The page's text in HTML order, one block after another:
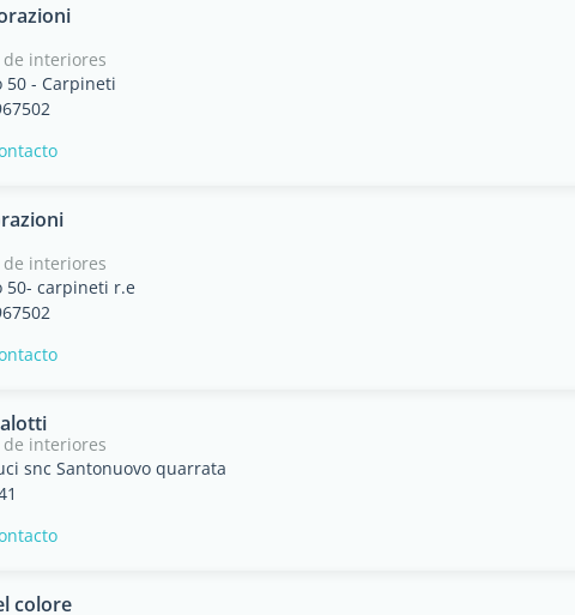
de interiores
50 - Carpineti
de interiores
50- carpineti r.e
de interiores
snc Santonuovo quarrata
colore